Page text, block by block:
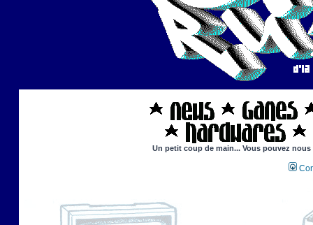
Un petit coup de main... Vous pouvez